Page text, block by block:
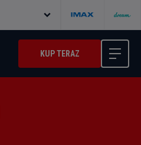
KUP TERAZ